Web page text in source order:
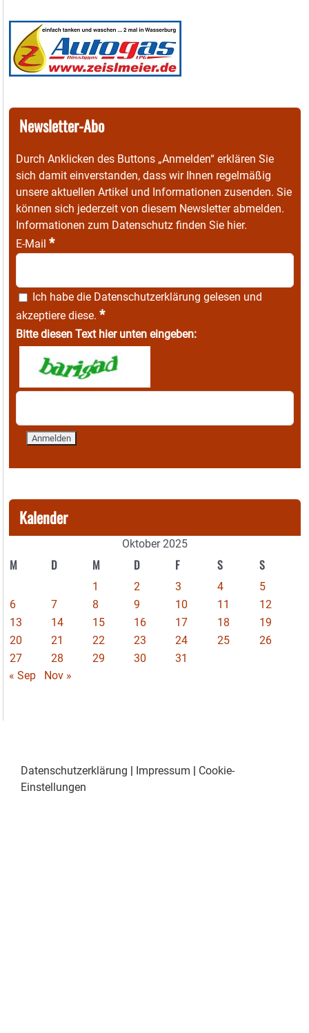
Newsletter-Abo
Durch Anklicken des Buttons „Anmelden“ erklären Sie
sich damit einverstanden, dass wir Ihnen regelmäßig
unsere aktuellen Artikel und Informationen zusenden. Sie
können sich jederzeit von diesem Newsletter abmelden.
Informationen zum Datenschutz finden Sie hier.
E-Mail *
Ich habe die Datenschutzerklärung gelesen und
akzeptiere diese. *
Bitte diesen Text hier unten eingeben:
Kalender
Oktober 2025
M D M D F S S
1 2 3 4
5
6
7 8 9 10 11
12
13
14 15 16 17 18
19
20
21 22 23 24 25
26
27
28 29 30
31
« Sep
Nov »
Datenschutzerklärung | Impressum | Cookie-
Einstellungen